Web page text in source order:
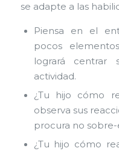
se adapte a las
Piensa en el
pocos
logrará
actividad.
¿Tu hijo cómo
observa sus
procura no
¿Tu hijo cómo